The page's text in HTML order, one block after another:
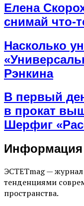
Елена
снимай что-
Насколько
Рэнкина
В первый
в прокат
Шерфиг
Информация
ЭСТЕТmag — журнал
тенденциями
пространства.